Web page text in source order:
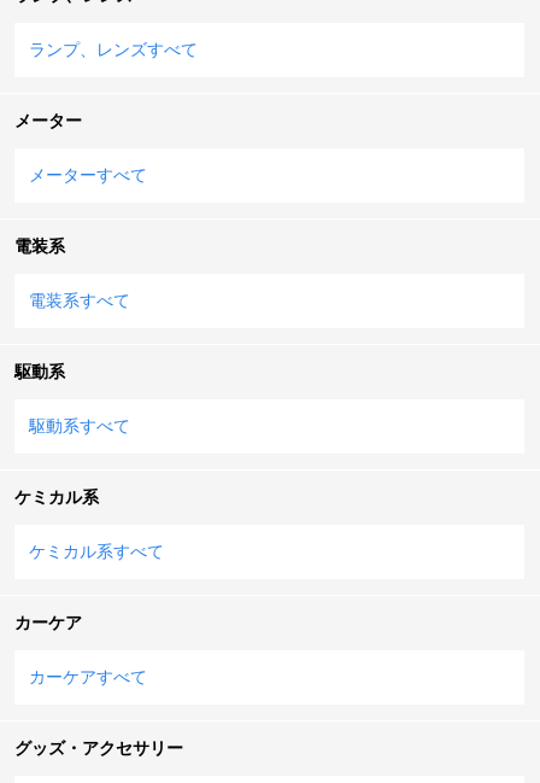
ランプ、レンズすべて
メーター
メーターすべて
電装系
電装系すべて
駆動系
駆動系すべて
ケミカル系
ケミカル系すべて
カーケア
カーケアすべて
グッズ・アクセサリー